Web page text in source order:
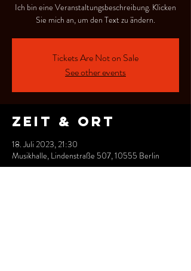
Ich bin eine Veranstaltungsbeschreibung. Klicken
Sie mich an, um den Text zu ändern.
Tickets Are Not on Sale
See other events
Zeit & Ort
18. Juli 2023, 21:30
Musikhalle, Lindenstraße 507, 10555 Berlin